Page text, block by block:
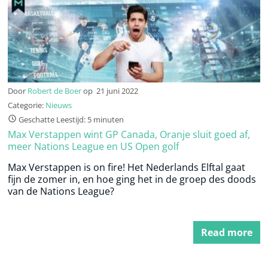
Door Robert de Boerop 21 juni 2022
Categorie: Nieuws
Geschatte Leestijd: 5 minuten
Max Verstappen wint GP Canada, Oranje sluit goed af,
meer Nations League en US Open golf
Max Verstappen is on fire! Het Nederlands Elftal gaat
fijn de zomer in, en hoe ging het in de groep des doods
van de Nations League?
Read more